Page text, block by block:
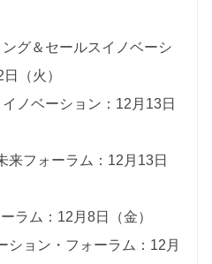
グ＆セールスイノベーシ
（火）
ノベーション：12月13日
来フォーラム：12月13日
ラム：12月8日（金）
ション・フォーラム：12月